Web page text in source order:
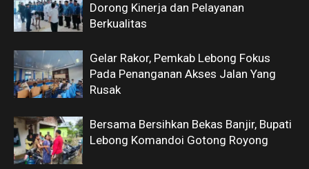
Dorong Kinerja dan Pelayanan
Berkualitas
Gelar Rakor, Pemkab Lebong Fokus
Pada Penanganan Akses Jalan Yang
Rusak
Bersama Bersihkan Bekas Banjir, Bupati
Lebong Komandoi Gotong Royong